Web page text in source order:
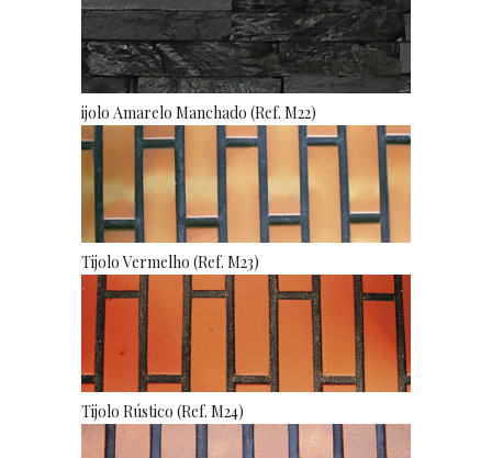
ijolo Amarelo Manchado (Ref. M22)
Tijolo Vermelho (Ref. M23)
Tijolo Rústico (Ref. M24)